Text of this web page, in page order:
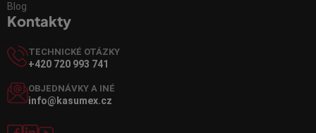
Blog
Kontakty
TECHNICKÉ OTÁZKY
+420 720 993 741
OBJEDNÁVKY A INÉ
info@kasumex.cz